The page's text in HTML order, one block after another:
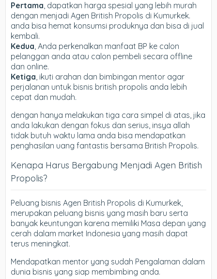
Pertama, dapatkan harga spesial yang lebih murah
dengan menjadi Agen British Propolis di Kumurkek.
anda bisa hemat konsumsi produknya dan bisa di jual
kembali.
Kedua, Anda perkenalkan manfaat BP ke calon
pelanggan anda atau calon pembeli secara offline
dan online.
Ketiga, ikuti arahan dan bimbingan mentor agar
perjalanan untuk bisnis british propolis anda lebih
cepat dan mudah.
dengan hanya melakukan tiga cara simpel di atas, jika
anda lakukan dengan fokus dan serius, insya allah
tidak butuh waktu lama anda bisa mendapatkan
penghasilan uang fantastis bersama British Propolis.
Kenapa Harus Bergabung Menjadi Agen British
Propolis?
Peluang bisnis Agen British Propolis di Kumurkek,
merupakan peluang bisnis yang masih baru serta
banyak keuntungan karena memiliki Masa depan yang
cerah dalam market Indonesia yang masih dapat
terus meningkat.
Mendapatkan mentor yang sudah Pengalaman dalam
dunia bisnis yang siap membimbing anda.